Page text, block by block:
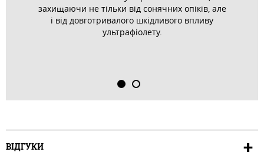
захищаючи не тільки від сонячних опіків, але
і від довготривалого шкідливого впливу
ультрафіолету.
ВІДГУКИ